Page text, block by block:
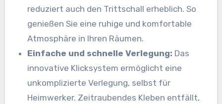
reduziert auch den Trittschall erheblich. So
genießen Sie eine ruhige und komfortable
Atmosphäre in Ihren Räumen.
Einfache und schnelle Verlegung: Das
innovative Klicksystem ermöglicht eine
unkomplizierte Verlegung, selbst für
Heimwerker. Zeitraubendes Kleben entfällt,